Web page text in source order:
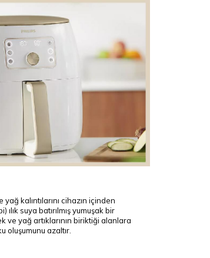
kalıntılarını cihazın içinden
suya batırılmış yumuşak bir
yağ artıklarının biriktiği alanlara
oluşumunu azaltır.